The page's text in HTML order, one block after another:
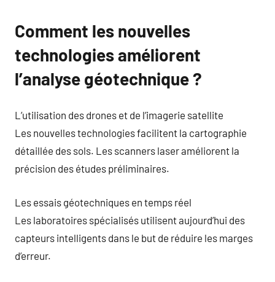
Comment les nouvelles
technologies améliorent
l’analyse géotechnique ?
L’utilisation des drones et de l’imagerie satellite
Les nouvelles technologies facilitent la cartographie
détaillée des sols. Les scanners laser améliorent la
précision des études préliminaires.
Les essais géotechniques en temps réel
Les laboratoires spécialisés utilisent aujourd’hui des
capteurs intelligents dans le but de réduire les marges
d’erreur.